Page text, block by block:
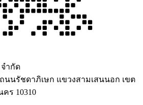
ำกัด
นนรัชดาภิเษก แขวงสามเสนนอก เขต
ร 10310